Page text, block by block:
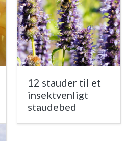
12 stauder til et
insektvenligt
staudebed